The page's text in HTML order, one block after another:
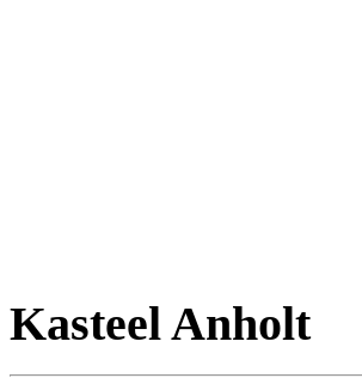
Kasteel Anholt